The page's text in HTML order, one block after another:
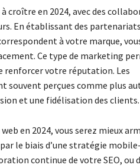
croître en 2024, avec des
En établissant des partenariats
à votre marque,
Ce type de marketing
renforcer votre réputation. Les
souvent perçues comme plus
et une fidélisation des clients.
en 2024, vous serez mieux
le biais d’une stratégie
continue de votre SEO, ou